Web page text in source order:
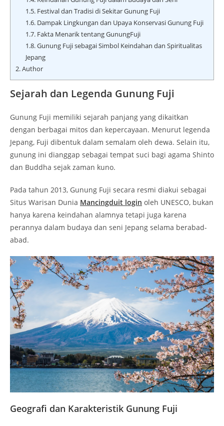
1.5.Festival dan Tradisi di Sekitar Gunung Fuji
1.6.Dampak Lingkungan dan Upaya Konservasi Gunung Fuji
1.7.Fakta Menarik tentang GunungFuji
1.8.Gunung Fuji sebagai Simbol Keindahan dan Spiritualitas
Jepang
2.Author
Sejarah dan Legenda Gunung Fuji
Gunung Fuji memiliki sejarah panjang yang dikaitkan
dengan berbagai mitos dan kepercayaan. Menurut legenda
Jepang, Fuji dibentuk dalam semalam oleh dewa. Selain itu,
gunung ini dianggap sebagai tempat suci bagi agama Shinto
dan Buddha sejak zaman kuno.
Pada tahun 2013, Gunung Fuji secara resmi diakui sebagai
Situs Warisan Dunia Mancingduit login oleh UNESCO, bukan
hanya karena keindahan alamnya tetapi juga karena
perannya dalam budaya dan seni Jepang selama berabad-
abad.
Geografi dan Karakteristik Gunung Fuji